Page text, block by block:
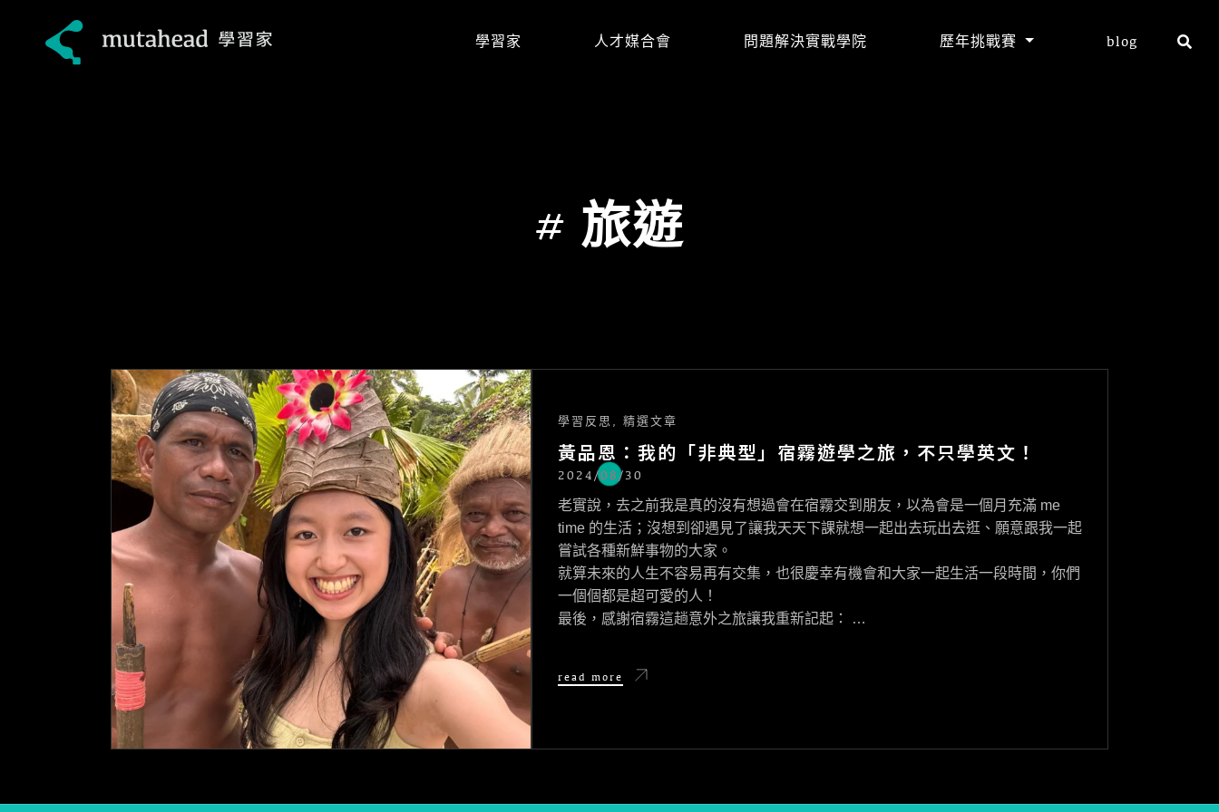
學習家 人才媒合會 問題解決實戰學院 歷年挑戰賽 blog
# 旅遊
學習反思,精選文章
黃品恩：我的「非典型」宿霧遊學之旅，不只學英文！
POSTED
ON
2024/08/30
老實說，去之前我是真的沒有想過會在宿霧交到朋友，以為會是一個月充滿 me
time 的生活；沒想到卻遇見了讓我天天下課就想一起出去玩出去逛、願意跟我一起
嘗試各種新鮮事物的大家。
就算未來的人生不容易再有交集，也很慶幸有機會和大家一起生活一段時間，你們
一個個都是超可愛的人！
最後，感謝宿霧這趟意外之旅讓我重新記起： …
read more
品
「非
霧